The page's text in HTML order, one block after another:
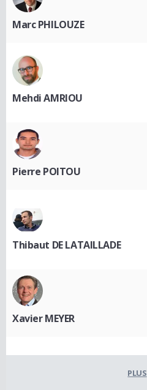
Marc PHILOUZE
Mehdi AMRIOU
Pierre POITOU
Thibaut DE LATAILLADE
Xavier MEYER
PLUS